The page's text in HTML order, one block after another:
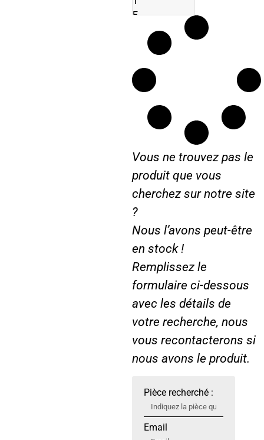
E
V
I
Vous ne trouvez pas le
produit que vous
cherchez sur notre site
?
Nous l’avons peut-être
en stock !
Remplissez le
formulaire ci-dessous
avec les détails de
votre recherche, nous
vous recontacterons si
nous avons le produit.
Pièce recherché :
Email